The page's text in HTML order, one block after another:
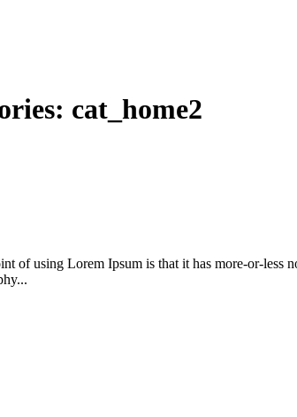
cat_home2
of using Lorem Ipsum is that it has more-or-